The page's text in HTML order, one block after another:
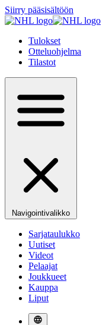
Siirry pääsisältöön
Tulokset
Otteluohjelma
Tilastot
Navigointivalikko
Sarjataulukko
Uutiset
Videot
Pelaajat
Joukkueet
Kauppa
Liput